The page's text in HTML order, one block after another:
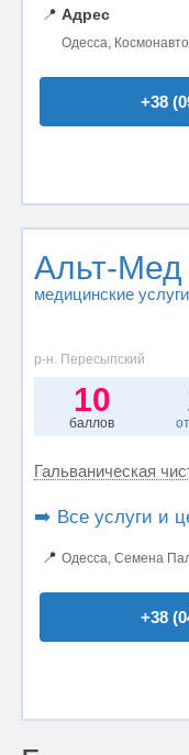
📍 Адрес
Одесса,
+38
Альт-Мед
медицинские услуги
р-н. Пересыпский
10
баллов
Гальваническая
➡️ Все услуги и
📍 Одесса, Семена
+38